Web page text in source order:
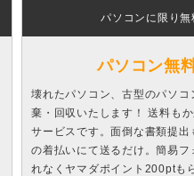
パソコンに限り
パソコン無
壊れたパソコン、古型のパソ
棄・回収いたします！ 送料も
サービスです。面倒な書類提
の着払いにて送るだけ。簡易
れなくヤマダポイント200ptも